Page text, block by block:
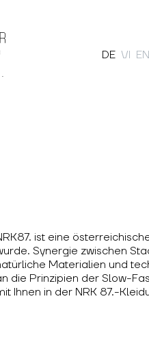
DE VI EN
ist eine
Synergie zwischen
Materialien und
die Prinzipien der Slow-
Ihnen in der NRK 87.-